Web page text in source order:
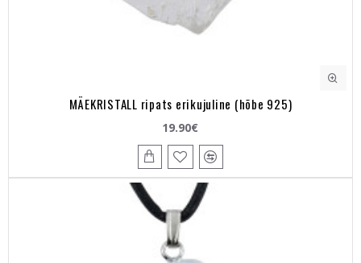
MÄEKRISTALL ripats erikujuline (hõbe 925)
19.90€